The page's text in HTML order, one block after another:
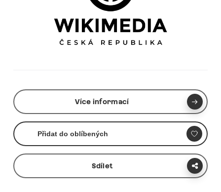
Více informací
Přidat do oblíbených
Sdílet